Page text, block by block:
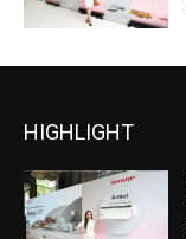
HIGHLIGHT